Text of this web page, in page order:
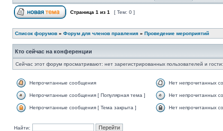
Страница 1 из 1 [ Тем: 0 ]
Список форумов » Форум для членов правления » Проведение мероприятий
Кто сейчас на конференции
Сейчас этот форум просматривают: нет зарегистрированных пользователей и
Непрочитанные сообщения Нет непрочитанных
Непрочитанные сообщения [ Популярная тема ] Нет непрочитанных
Непрочитанные сообщения [ Тема закрыта ] Нет непрочитанных
Найти: